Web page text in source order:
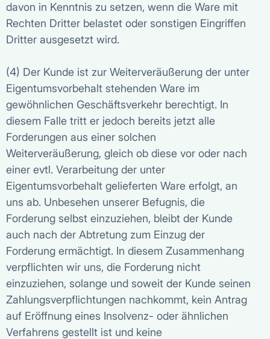
davon in Kenntnis zu setzen, wenn die Ware mit
Rechten Dritter belastet oder sonstigen Eingriffen
Dritter ausgesetzt wird.
(4) Der Kunde ist zur Weiterveräußerung der unter
Eigentumsvorbehalt stehenden Ware im
gewöhnlichen Geschäftsverkehr berechtigt. In
diesem Falle tritt er jedoch bereits jetzt alle
Forderungen aus einer solchen
Weiterveräußerung, gleich ob diese vor oder nach
einer evtl. Verarbeitung der unter
Eigentumsvorbehalt gelieferten Ware erfolgt, an
uns ab. Unbesehen unserer Befugnis, die
Forderung selbst einzuziehen, bleibt der Kunde
auch nach der Abtretung zum Einzug der
Forderung ermächtigt. In diesem Zusammenhang
verpflichten wir uns, die Forderung nicht
einzuziehen, solange und soweit der Kunde seinen
Zahlungsverpflichtungen nachkommt, kein Antrag
auf Eröffnung eines Insolvenz- oder ähnlichen
Verfahrens gestellt ist und keine